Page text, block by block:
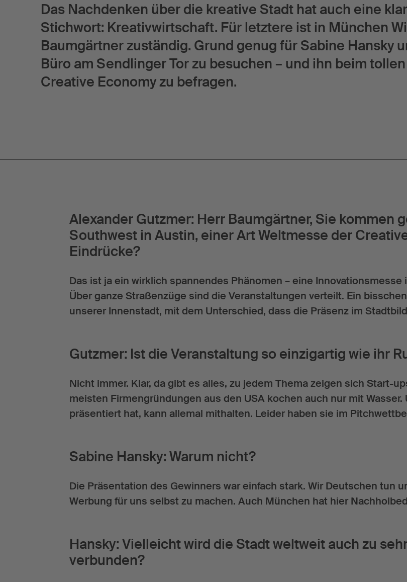
Das Nachdenken über die kreative Stadt hat auch eine
Stichwort: Kreativwirtschaft. Für letztere ist in München
Baumgärtner zuständig. Grund genug für Sabine Hansky
Büro am Sendlinger Tor zu besuchen – und ihn beim
Creative Economy zu befragen.
Alexander Gutzmer: Herr Baumgärtner, Sie kommen
Southwest in Austin, einer Art Weltmesse der
Eindrücke?
Das ist ja ein wirklich spannendes Phänomen – eine
Über ganze Straßenzüge sind die Veranstaltungen verteilt. Ein
unserer Innenstadt, mit dem Unterschied, dass die Präsenz im
Gutzmer: Ist die Veranstaltung so einzigartig wie ihr
Nicht immer. Klar, da gibt es alles, zu jedem Thema zeigen sich Start-
meisten Firmengründungen aus den USA kochen auch nur mit
präsentiert hat, kann allemal mithalten. Leider haben sie im
Sabine Hansky: Warum nicht?
Die Präsentation des Gewinners war einfach stark. Wir Deutschen tun
Werbung für uns selbst zu machen. Auch München hat hier
Hansky: Vielleicht wird die Stadt weltweit auch zu
verbunden?